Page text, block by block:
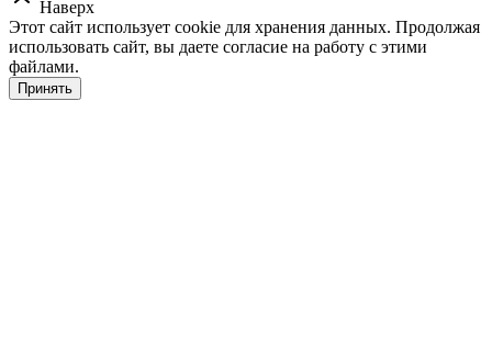
Наверх
Этот сайт использует cookie для хранения данных. Продолжая
использовать сайт, вы даете согласие на работу с этими
файлами.
Принять